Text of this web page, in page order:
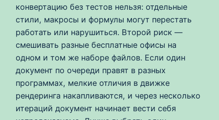
конвертацию без тестов нельзя: отдельные
стили, макросы и формулы могут перестать
работать или нарушиться. Второй риск —
смешивать разные бесплатные офисы на
одном и том же наборе файлов. Если один
документ по очереди правят в разных
программах, мелкие отличия в движке
рендеринга накапливаются, и через несколько
итераций документ начинает вести себя